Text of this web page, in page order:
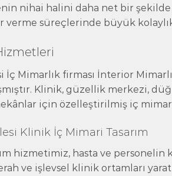
nihai halini daha net bir şekilde
süreçlerinde büyük
İç Mimarlık firması İnterior
Klinik, güzellik merkezi,
için özelleştirilmiş iç
Klinik İç Mimari Tasarım
hizmetimiz, hasta ve
ve işlevsel klinik ortamları